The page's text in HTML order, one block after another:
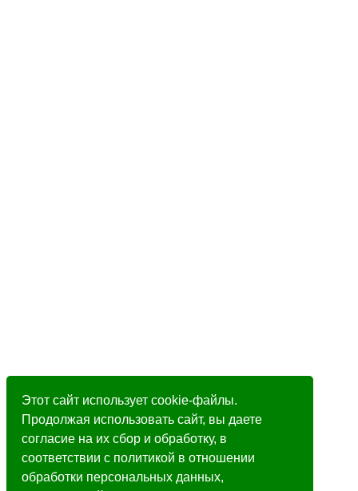
Этот сайт использует cookie-файлы.
Продолжая использовать сайт, вы даете
согласие на их сбор и обработку, в
соответствии с политикой в отношении
обработки персональных данных,